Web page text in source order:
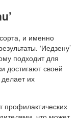
и именно
‘Иедзену’
подходит для
достигают своей
их
профилактических